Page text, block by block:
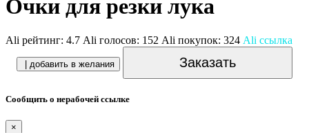
Очки для резки лука
Ali рейтинг: 4.7 Ali голосов: 152 Ali покупок: 324 Ali ссылка
| добавить в желания Заказать
Сообщить о нерабочей ссылке
×